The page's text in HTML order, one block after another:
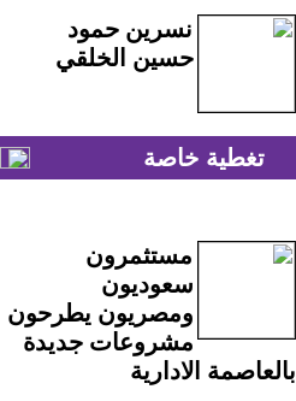
نسرين حمود
حسين الخلقي
تغطية خاصة
مستثمرون
سعوديون
ومصريون يطرحون
مشروعات جديدة
بالعاصمة الادارية